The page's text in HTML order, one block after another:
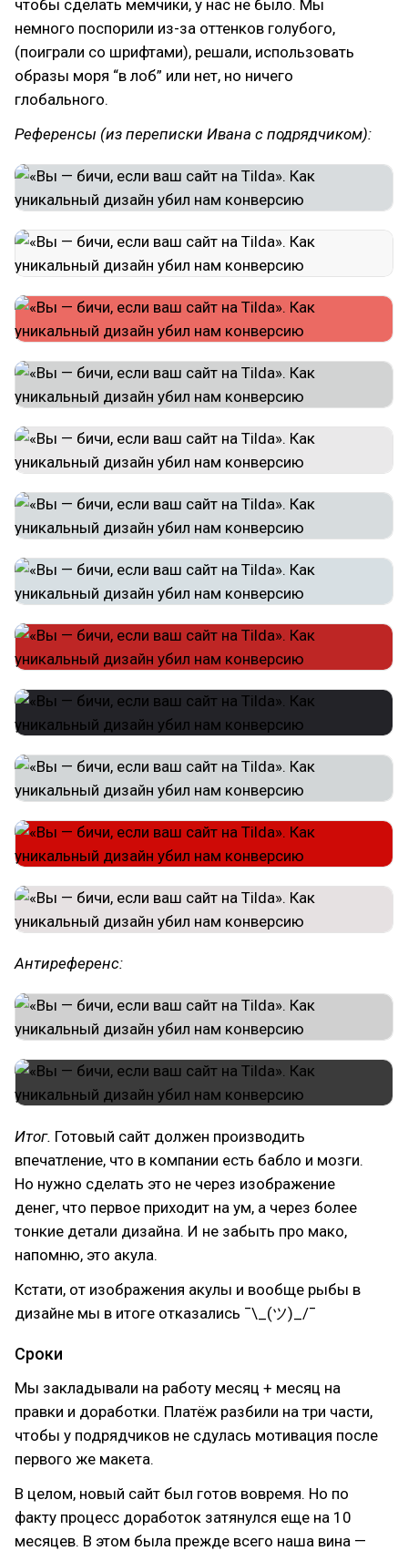
чтобы сделать мемчики, у нас не было. Мы
немного поспорили из-за оттенков голубого,
(поиграли со шрифтами), решали, использовать
образы моря “в лоб” или нет, но ничего
глобального.
Референсы (из переписки Ивана с подрядчиком):
Антиреференс:
Итог. Готовый сайт должен производить
впечатление, что в компании есть бабло и мозги.
Но нужно сделать это не через изображение
денег, что первое приходит на ум, а через более
тонкие детали дизайна. И не забыть про мако,
напомню, это акула.
Кстати, от изображения акулы и вообще рыбы в
дизайне мы в итоге отказались ¯\_(ツ)_/¯
Сроки
Мы закладывали на работу месяц + месяц на
правки и доработки. Платёж разбили на три части,
чтобы у подрядчиков не сдулась мотивация после
первого же макета.
В целом, новый сайт был готов вовремя. Но по
факту процесс доработок затянулся еще на 10
месяцев. В этом была прежде всего наша вина —